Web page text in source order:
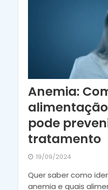
Anemia:
pode
tratamento
19/09/2024
Quer saber como
anemia e quais